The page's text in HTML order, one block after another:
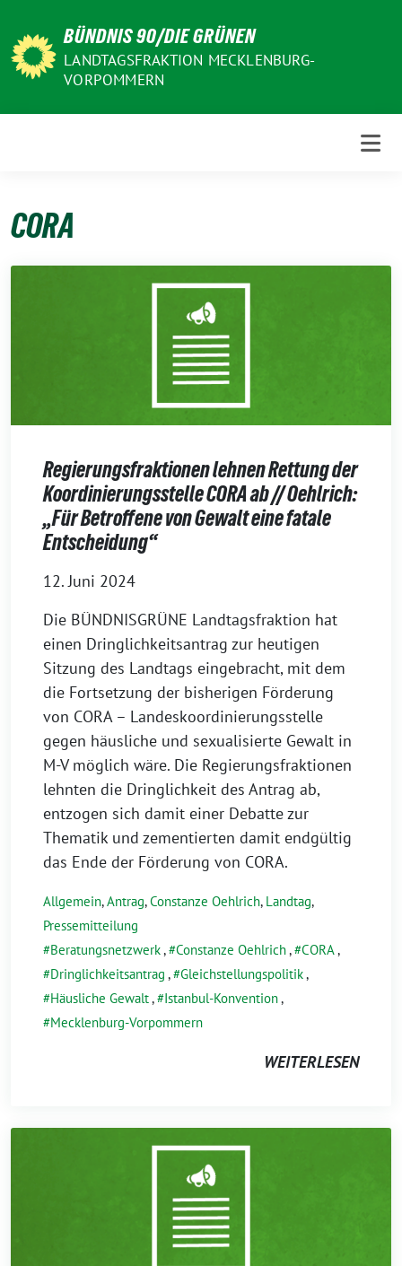
zum
Inhalt
BÜNDNIS 90/DIE GRÜNEN
LANDTAGSFRAKTION MECKLENBURG-
VORPOMMERN
CORA
Regierungsfraktionen lehnen Rettung der
Koordinierungsstelle CORA ab // Oehlrich:
„Für Betroffene von Gewalt eine fatale
Entscheidung“
12. Juni 2024
Die BÜNDNISGRÜNE Landtagsfraktion hat
einen Dringlichkeitsantrag zur heutigen
Sitzung des Landtags eingebracht, mit dem
die Fortsetzung der bisherigen Förderung
von CORA – Landeskoordinierungsstelle
gegen häusliche und sexualisierte Gewalt in
M-V möglich wäre. Die Regierungsfraktionen
lehnten die Dringlichkeit des Antrag ab,
entzogen sich damit einer Debatte zur
Thematik und zementierten damit endgültig
das Ende der Förderung von CORA.
Allgemein,Antrag,Constanze Oehlrich, Landtag,
Pressemitteilung
Beratungsnetzwerk, Constanze Oehlrich, CORA,
Dringlichkeitsantrag , Gleichstellungspolitik,
Häusliche Gewalt, Istanbul-Konvention,
Mecklenburg-Vorpommern
WEITERLESEN